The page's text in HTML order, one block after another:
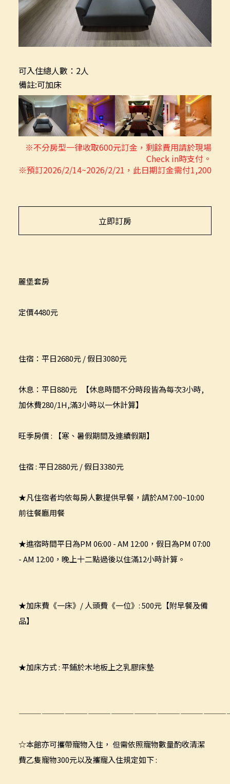
可入住總人數：2人
備註:可加床
※不分房型一律收取600元訂金，剩餘費用請於現場
Check in時支付。
※預訂2026/2/14~2026/2/21，此日期訂金需付1,200
立即訂房
麗堡套房
定價4480元
住宿：平日2680元 / 假日3080元
休息：平日880元 【休息時間不分時段皆為每次3小時,
加休費280/1H,滿3小時以一休計算】
旺季房價 : 【寒、暑假期間及連續假期】
住宿 : 平日2880元 / 假日3380元
★凡住宿者均依每房人數提供早餐，請於AM7:00~10:00
前往餐廳用餐
★進宿時間平日為PM 06:00 - AM 12:00，假日為PM 07:00
- AM 12:00，晚上十二點過後以住滿12小時計算。
★加床費《一床》/ 人頭費《一位》: 500元【附早餐及備
品】
★加床方式 : 平鋪於木地板上之乳膠床墊
☆本館亦可攜帶寵物入住， 但需依照寵物數量酌收清潔
費乙隻寵物300元以及攜寵入住規定如下 :